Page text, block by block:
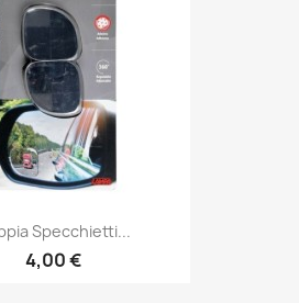
Specchietti...
4,00 €